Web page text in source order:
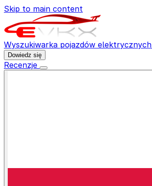
Skip to main content
Wyszukiwarka pojazdów elektrycznych
Dowiedz się
Recenzje